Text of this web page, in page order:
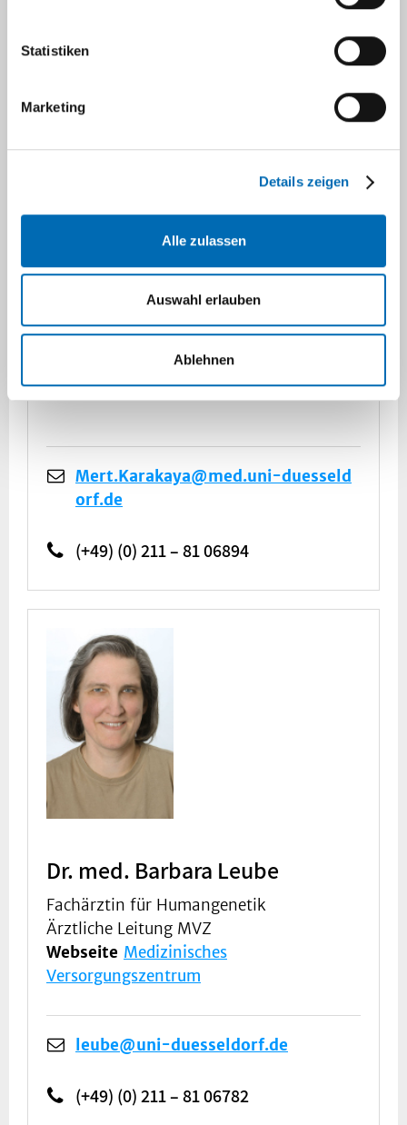
Statistiken
Marketing
Details zeigen
Alle zulassen
Auswahl erlauben
Ablehnen
PD Dr. med. Mert Karakaya
Facharzt für Humangenetik (ECMGG)
Mert.Karakaya@med.uni-duesseld
orf.de
(+49) (0) 211 – 81 06894
Dr. med. Barbara Leube
Fachärztin für Humangenetik
Ärztliche Leitung MVZ
Webseite Medizinisches
Versorgungszentrum
leube@uni-duesseldorf.de
(+49) (0) 211 – 81 06782